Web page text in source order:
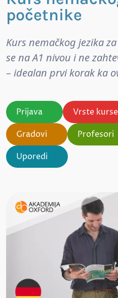
početnike
Kurs nemačkog jezika
se na A1 nivou i ne
– idealan prvi korak ka
Prijava Vrste
Gradovi
Profesori
Uporedi